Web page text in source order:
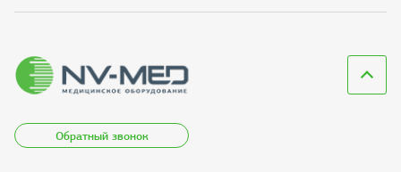
Обратный звонок